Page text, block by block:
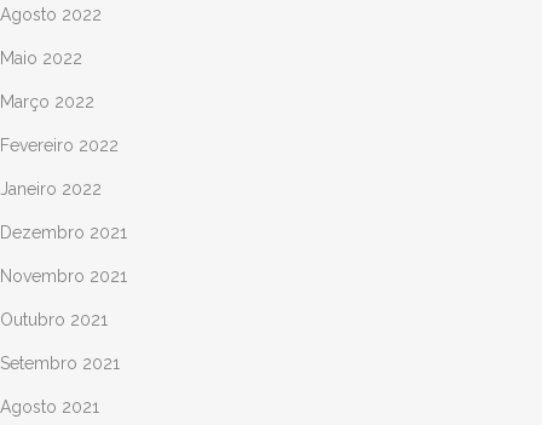
Agosto 2022
Maio 2022
Março 2022
Fevereiro 2022
Janeiro 2022
Dezembro 2021
Novembro 2021
Outubro 2021
Setembro 2021
Agosto 2021